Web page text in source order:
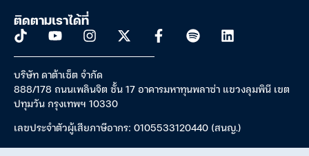
ติดตามเราได้ที่
บริษัท ดาต้าเซ็ต จำกัด
888/178 ถนนเพลินจิต ชั้น 17 อาคารมหาทุนพลาซ่า แขวงลุมพินี เขต
ปทุมวัน กรุงเทพฯ 10330
เลขประจำตัวผู้เสียภาษีอากร: 0105533120440 (สนญ.)